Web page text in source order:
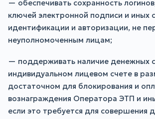
— обеспечивать сохранность
ключей электронной подписи и иных
идентификации и авторизации, не
неуполномоченным лицам;
— поддерживать наличие денежных
индивидуальном лицевом счете в
достаточном для блокирования и
вознаграждения Оператора ЭТП и
если это требуется для совершения